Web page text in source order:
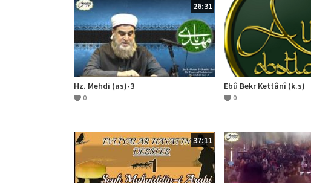
26:31
Hz. Mehdi (as)-3
0
Ebû Bekr Kettânî (k.s)
0
37:11